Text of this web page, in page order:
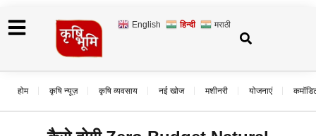
English हिन्दी मराठी
होम कृषि न्यूज़ कृषि व्यवसाय नई खोज मशीनरी योजनाएं